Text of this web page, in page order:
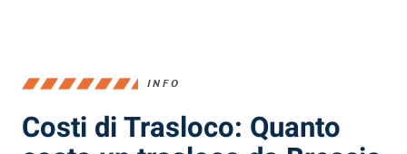
INFO
Costi di Trasloco: Quanto